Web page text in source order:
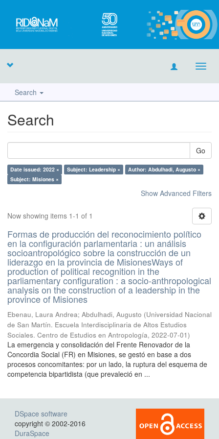
Search
Search
Go
Date issued: 2022 × Subject: Leadership ×
Author: Abdulhadi, Augusto ×
Subject: Misiones ×
Show Advanced Filters
Now showing items 1-1 of 1
Formas de producción del reconocimiento político
en la configuración parlamentaria : un análisis
socioantropológico sobre la construcción de un
liderazgo en la provincia de MisionesWays of
production of political recognition in the
parliamentary configuration : a socio-anthropological
analysis on the construction of a leadership in the
province of Misiones
Ebenau, Laura Andrea; Abdulhadi, Augusto (Universidad Nacional
de San Martín. Escuela Interdisciplinaria de Altos Estudios
Sociales. Centro de Estudios en Antropología, 2022-07-01)
La emergencia y consolidación del Frente Renovador de la
Concordia Social (FR) en Misiones, se gestó en base a dos
procesos concomitantes: por un lado, la ruptura del esquema de
competencia bipartidista (que prevaleció en ...
DSpace software
copyright © 2002-2016
DuraSpace